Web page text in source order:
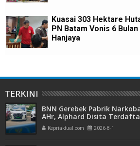
Kuasai 303 Hektare
PN Batam Vonis 6
Hanjaya
TERKINI
BNN Gerebek Pabrik
AHr, Alphard Disita
Mitra Usaha Properti
Kepriaktual.com 2026-8-1